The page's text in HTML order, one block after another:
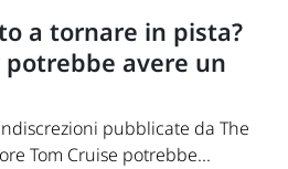
a tornare in pista?
potrebbe avere un
pubblicate da The
Tom Cruise potrebbe...